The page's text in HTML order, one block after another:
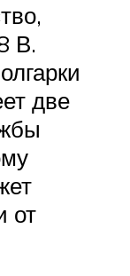
В.
две
от